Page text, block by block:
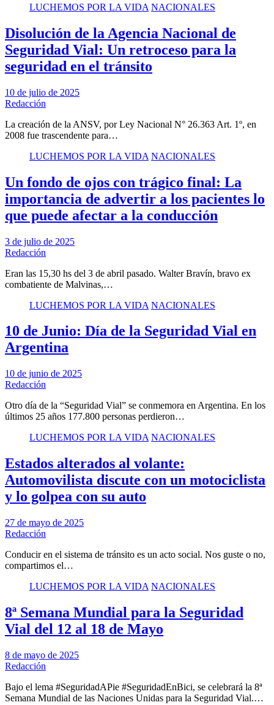
LUCHEMOS POR LA VIDA NACIONALES
Disolución de la Agencia Nacional de
Seguridad Vial: Un retroceso para la
seguridad en el tránsito
10 de julio de 2025
Redacción
La creación de la ANSV, por Ley Nacional N° 26.363 Art. 1º, en
2008 fue trascendente para…
LUCHEMOS POR LA VIDA NACIONALES
Un fondo de ojos con trágico final: La
importancia de advertir a los pacientes lo
que puede afectar a la conducción
3 de julio de 2025
Redacción
Eran las 15,30 hs del 3 de abril pasado. Walter Bravín, bravo ex
combatiente de Malvinas,…
LUCHEMOS POR LA VIDA NACIONALES
10 de Junio: Día de la Seguridad Vial en
Argentina
10 de junio de 2025
Redacción
Otro día de la “Seguridad Vial” se conmemora en Argentina. En los
últimos 25 años 177.800 personas perdieron…
LUCHEMOS POR LA VIDA NACIONALES
Estados alterados al volante:
Automovilista discute con un motociclista
y lo golpea con su auto
27 de mayo de 2025
Redacción
Conducir en el sistema de tránsito es un acto social. Nos guste o no,
compartimos el…
LUCHEMOS POR LA VIDA NACIONALES
8ª Semana Mundial para la Seguridad
Vial del 12 al 18 de Mayo
8 de mayo de 2025
Redacción
Bajo el lema #SeguridadAPie #SeguridadEnBici, se celebrará la 8ª
Semana Mundial de las Naciones Unidas para la Seguridad Vial.…